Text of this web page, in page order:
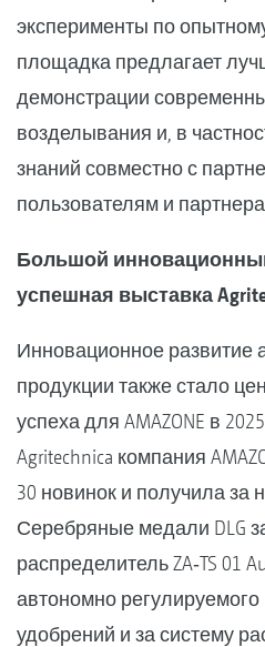
эксперименты по
площадка предлагает
демонстрации
возделывания и, в
знаний совместно с
пользователям и
Большой
успешная выставка
Инновационное развитие
продукции также стало
успеха для AMAZONE в
Agritechnica компания
30 новинок и получила за
Серебряные медали DLG
распределитель ZA‑TS 01
автономно
удобрений и за систему